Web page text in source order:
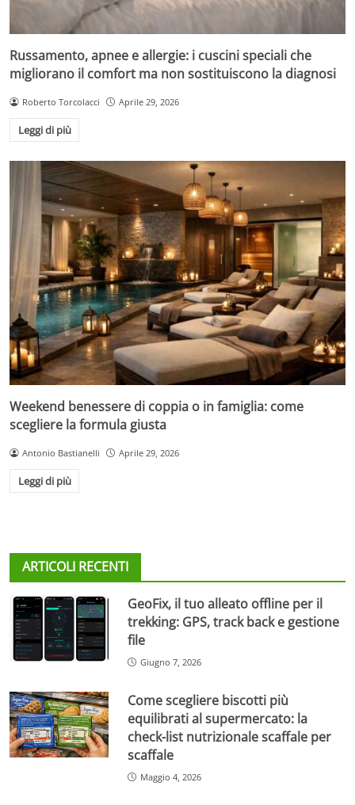
Russamento, apnee e allergie: i cuscini speciali che
migliorano il comfort ma non sostituiscono la diagnosi
Roberto Torcolacci Aprile 29, 2026
Leggi di più
Weekend benessere di coppia o in famiglia: come
scegliere la formula giusta
Antonio Bastianelli Aprile 29, 2026
Leggi di più
ARTICOLI RECENTI
GeoFix, il tuo alleato offline per il
trekking: GPS, track back e gestione
file
Giugno 7, 2026
Come scegliere biscotti più
equilibrati al supermercato: la
check-list nutrizionale scaffale per
scaffale
Maggio 4, 2026